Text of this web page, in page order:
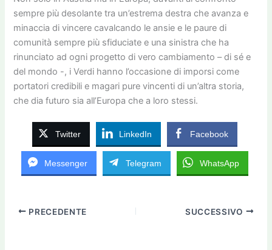
sempre più desolante tra un’estrema destra che avanza e
minaccia di vincere cavalcando le ansie e le paure di
comunità sempre più sfiduciate e una sinistra che ha
rinunciato ad ogni progetto di vero cambiamento – di sé e
del mondo -, i Verdi hanno l’occasione di imporsi come
portatori credibili e magari pure vincenti di un’altra storia,
che dia futuro sia all’Europa che a loro stessi.
Twitter LinkedIn Facebook
Messenger Telegram WhatsApp
PRECEDENTE SUCCESSIVO